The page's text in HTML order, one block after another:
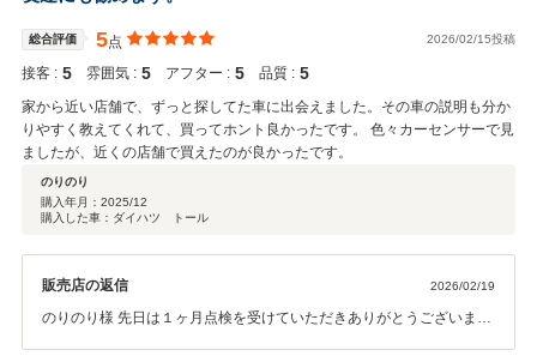
します。
総合評価 5点 2026/02/15投稿
接客 : 5 雰囲気 : 5 アフター : 5 品質 : 5
家から近い店舗で、ずっと探してた車に出会えました。その車の説明も分か
りやすく教えてくれて、買ってホント良かったです。 色々カーセンサーで見
ましたが、近くの店舗で買えたのが良かったです。
のりのり
購入年月： 2025/12
購入した車：ダイハツ トール
販売店の返信 2026/02/19
のりのり様 先日は１ヶ月点検を受けていただきありがとうございまし